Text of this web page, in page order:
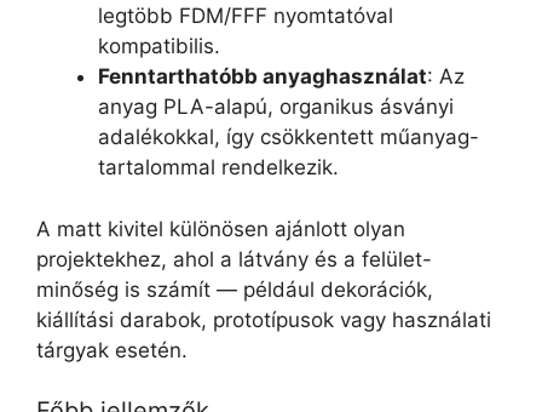
legtöbb FDM/FFF nyomtatóval
kompatibilis.
Fenntarthatóbb anyaghasználat: Az
anyag PLA-alapú, organikus ásványi
adalékokkal, így csökkentett műanyag-
tartalommal rendelkezik.
A matt kivitel különösen ajánlott olyan
projektekhez, ahol a látvány és a felület-
minőség is számít — például dekorációk,
kiállítási darabok, prototípusok vagy használati
tárgyak esetén.